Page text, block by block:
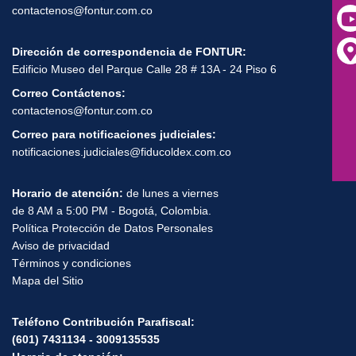
01-800-0124211
contactenos@fontur.com.co
Dirección de correspondencia de FONTUR:
Edificio Museo del Parque Calle 28 # 13A - 24 Piso 6
Correo Contáctenos:
contactenos@fontur.com.co
notificaciones.judiciales@fiducoldex.com.co
Horario de atención:de lunes a viernes
de 8 AM a 5:00 PM - Bogotá, Colombia.
Política Protección de Datos Personales
Aviso de privacidad
Mapa del Sitio